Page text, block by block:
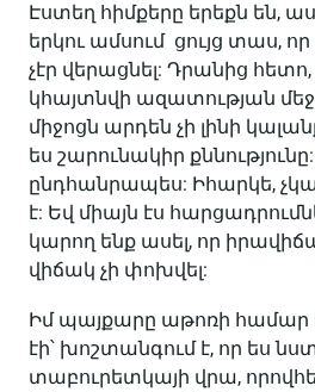
Էստեղ հիմքերը երեքն են,
երկու ամսում ցույց տաս,
չէր վերացնել: Դրանից
կհայտնվի ազատության
միջոցն արդեն չի լինի
ես շարունակիր
ընդհանրապես: Իհարկե,
է: Եվ միայն էս
կարող ենք ասել, որ
վիճակ չի փոխվել:
Իմ պայքարը աթոռի համար
էի՝ խոշտանգում է, որ ես
տաբուրետկայի վրա,